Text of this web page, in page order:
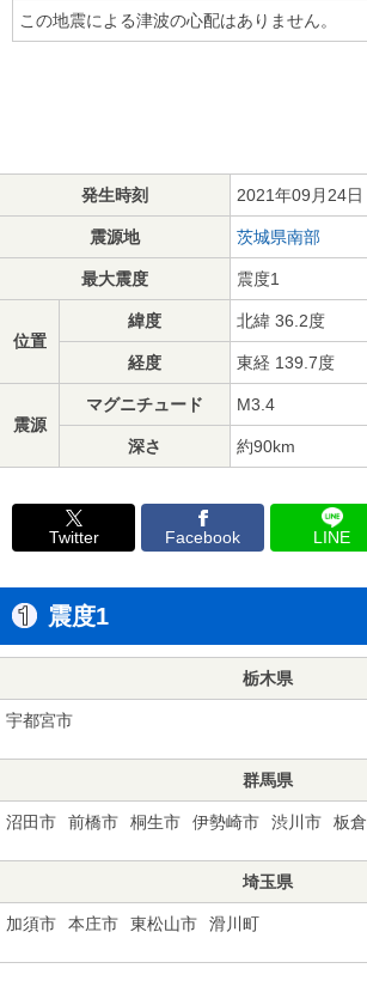
この地震による津波の心配はありません。
発生時刻 2021年09月24
震源地 茨城県南部
最大震度 震度1
位置
緯度 北緯 36.2度
経度 東経 139.7度
震源
マグニチュード M3.4
深さ 約90km
Twitter Facebook LINE
震度1
栃木県
宇都宮市
群馬県
沼田市 前橋市 桐生市 伊勢崎市 渋川市 板
埼玉県
加須市 本庄市 東松山市 滑川町